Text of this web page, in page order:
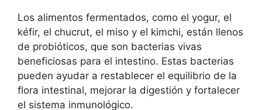
Los alimentos fermentados, como el yogur, el
kéfir, el chucrut, el miso y el kimchi, están llenos
de probióticos, que son bacterias vivas
beneficiosas para el intestino. Estas bacterias
pueden ayudar a restablecer el equilibrio de la
flora intestinal, mejorar la digestión y fortalecer
el sistema inmunológico.